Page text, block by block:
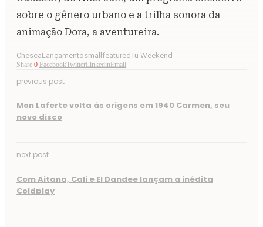
sobre o gênero urbano e a trilha sonora da
animação Dora, a aventureira.
ChescaLançamentosmallfeaturedTu Weekend
Share 0 FacebookTwitterLinkedinEmail
previous post
Mon Laferte volta às origens em 1940 Carmen, seu
novo disco
next post
Com Aitana, Cali e El Dandee lançam a inédita
Coldplay